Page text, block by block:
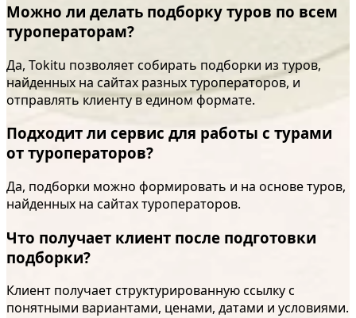
Можно ли делать подборку туров по всем
туроператорам?
Да, Tokitu позволяет собирать подборки из туров,
найденных на сайтах разных туроператоров, и
отправлять клиенту в едином формате.
Подходит ли сервис для работы с турами
от туроператоров?
Да, подборки можно формировать и на основе туров,
найденных на сайтах туроператоров.
Что получает клиент после подготовки
подборки?
Клиент получает структурированную ссылку с
понятными вариантами, ценами, датами и условиями.